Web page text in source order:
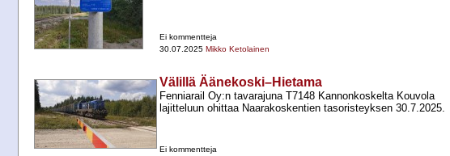
Ei kommentteja
30.07.2025 Mikko Ketolainen
Välillä Äänekoski–Hietama
Fenniarail Oy:n tavarajuna T7148 Kannonkoskelta Kouvola
lajitteluun ohittaa Naarakoskentien tasoristeyksen 30.7.2025.
Ei kommentteja